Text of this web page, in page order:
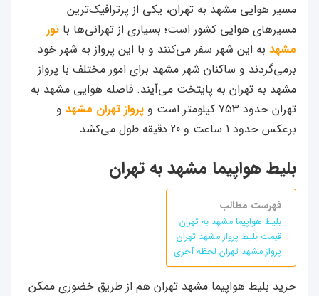
مسیر هوایی مشهد به تهران، یکی از پرترافیک‌ترین
مسیرهای هوایی کشور است؛ بسیاری از تهرانی‌ها با تور
مشهد به این شهر سفر می‌کنند و با این پرواز به شهر خود
برمی‌گردند و ساکنان شهر مشهد برای امور مختلف با پرواز
مشهد به تهران به پایتخت می‌آیند. فاصله هوایی مشهد به
تهران حدود 753 کیلومتر است و
پرواز تهران مشهد و
برعکس حدود 1 ساعت و 20 دقیقه طول می‌کشد.
بلیط هواپیما مشهد به تهران
فهرست مطالب
بلیط هواپیما مشهد به تهران
قیمت بلیط پرواز مشهد تهران
پرواز مشهد تهران لحظه آخری
حرید بلیط هواپیما مشهد تهران هم از طریق خضوری ممکن